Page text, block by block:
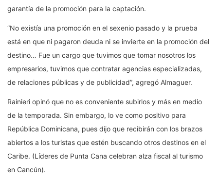
garantía de la promoción para la captación.
“No existía una promoción en el sexenio pasado y la prueba
está en que ni pagaron deuda ni se invierte en la promoción del
destino… Fue un cargo que tuvimos que tomar nosotros los
empresarios, tuvimos que contratar agencias especializadas,
de relaciones públicas y de publicidad”, agregó Almaguer.
Rainieri opinó que no es conveniente subirlos y más en medio
de la temporada. Sin embargo, lo ve como positivo para
República Dominicana, pues dijo que recibirán con los brazos
abiertos a los turistas que estén buscando otros destinos en el
Caribe. (Líderes de Punta Cana celebran alza fiscal al turismo
en Cancún).